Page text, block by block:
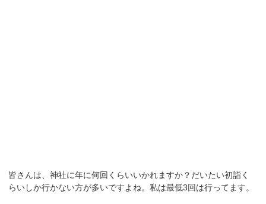
皆さんは、神社に年に何回くらいいかれますか？だいたい初詣く
らいしか行かない方が多いですよね。私は最低3回は行ってます。